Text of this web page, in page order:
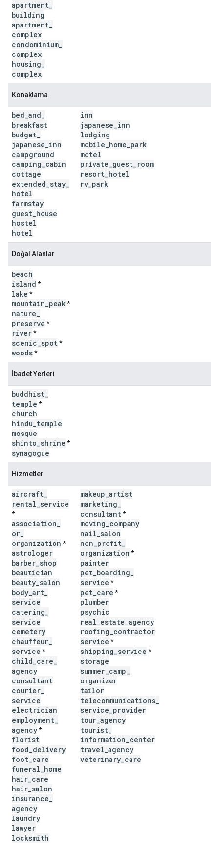
apartment
building
apartment
complex
condominium
complex
housing
complex
Konaklama
bed and
breakfast
budget
japanese inn
campground
camping cabin
cottage
extended stay
hotel
farmstay
guest house
hostel
hotel
inn
japanese inn
lodging
mobile home park
motel
private guest room
resort hotel
rv park
Doğal Alanlar
beach
island *
lake *
mountain peak*
nature
preserve *
river*
scenic spot*
woods*
İbadet Yerleri
buddhist
temple *
church
hindu temple
mosque
shinto shrine *
synagogue
Hizmetler
aircraft
rental service
*
association
or
organization *
astrologer
barber shop
beautician
beauty salon
body art
service
catering
service
cemetery
chauffeur
service *
child care
agency
consultant
courier
service
electrician
employment
agency*
florist
food delivery
foot care
funeral home
hair care
hair salon
insurance
agency
laundry
lawyer
locksmith
makeup artist
marketing
consultant*
moving company
nail salon
non profit
organization *
painter
pet boarding
service *
pet care *
plumber
psychic
real estate agency
roofing contractor
service *
shipping service *
storage
summer camp
organizer
tailor
telecommunications
service provider
tour agency
tourist
information center
travel agency
veterinary care